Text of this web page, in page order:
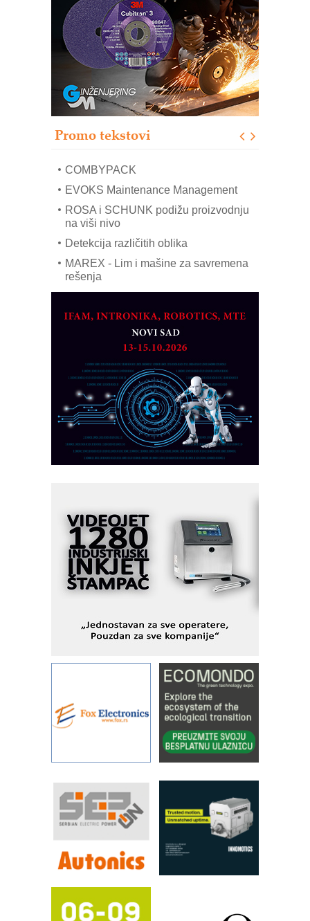
Promo tekstovi
RMQ-TITAN ADVANCED INDICATOR
– Pametna signalizacija za efikasnije
upravljanje mašinama
Sigurnije ispitivanje transformatora u
solarnim elektranama i vetroparkovima
Pranje točkova na gradilištu- standard
modernog i odgovornog građenja
mrežnog pretvarača sa tečnim
COMBYPACK
EVOKS Maintenance Management
ROSA i SCHUNK podižu proizvodnju
na viši nivo
Detekcija različitih oblika
MAREX - Lim i mašine za savremena
rešenja
partner
CTO - Prilagodite svoju toplinsku
Razvoj asortimanskog pravca MINI-
PLC AKYTEC
AUKOM: Svetski standard metrologije
dostupan u Srbiji
MOTOMAN – NEXT-Robotika vođena
veštačkom inteligencijom
I.SAFE MOBILE revolucioniše
Fleksibilno stezanje i brzo
podešavanje u proizvodnji prototipova
KIP KOP – napredna rešenja za
savremene industrijske i logističke
objekte
Alba d.o.o. – 35 godina preciznosti u
IBeRTIM - oprema za ispitivanje
STAUFF – Komponente koje
povećavaju pouzdanost hidrauličkih
YAMADA pumpe – japanska
pouzdanost u transferu fluida
Filtration Group Industrial – Napredna
rešenja za filtraciju u hidrauličkim i
RILINEX kompanije Rittal
FANUC: Najbolje za vašu pametnu
automatizaciju
Efikasno upravljanje energijom
Automatizacija pakovanja · Display
Potpuna efikasnost bez složenih
sistema